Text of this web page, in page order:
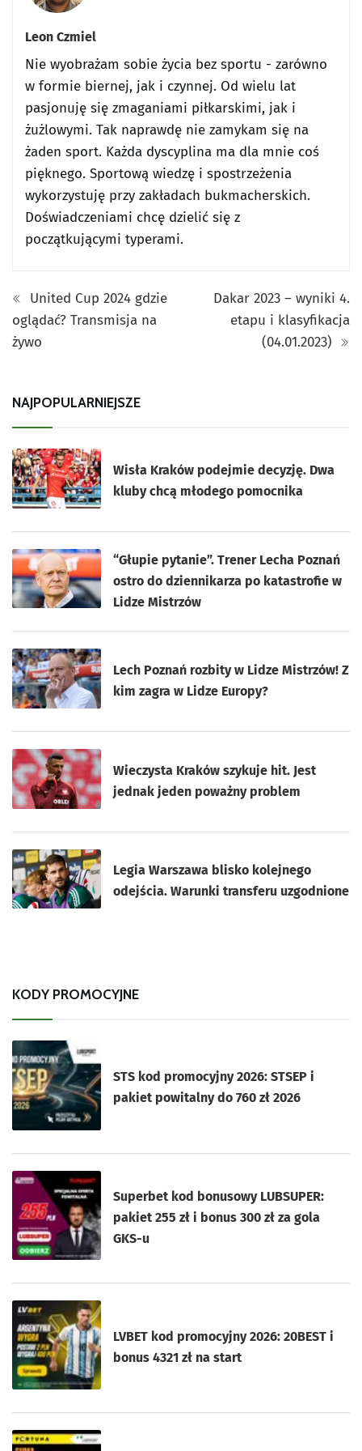
Leon Czmiel
Nie wyobrażam sobie życia bez sportu - zarówno
w formie biernej, jak i czynnej. Od wielu lat
pasjonuję się zmaganiami piłkarskimi, jak i
żużlowymi. Tak naprawdę nie zamykam się na
żaden sport. Każda dyscyplina ma dla mnie coś
pięknego. Sportową wiedzę i spostrzeżenia
wykorzystuję przy zakładach bukmacherskich.
Doświadczeniami chcę dzielić się z
początkującymi typerami.
United Cup 2024 gdzie
oglądać? Transmisja na
żywo
Dakar 2023 – wyniki 4.
etapu i klasyfikacja
(04.01.2023)
NAJPOPULARNIEJSZE
Wisła Kraków podejmie decyzję. Dwa
kluby chcą młodego pomocnika
“Głupie pytanie”. Trener Lecha Poznań
ostro do dziennikarza po katastrofie w
Lidze Mistrzów
Lech Poznań rozbity w Lidze Mistrzów! Z
kim zagra w Lidze Europy?
Wieczysta Kraków szykuje hit. Jest
jednak jeden poważny problem
Legia Warszawa blisko kolejnego
odejścia. Warunki transferu uzgodnione
KODY PROMOCYJNE
STS kod promocyjny 2026: STSEP i
pakiet powitalny do 760 zł 2026
Superbet kod bonusowy LUBSUPER:
pakiet 255 zł i bonus 300 zł za gola
GKS-u
LVBET kod promocyjny 2026: 20BEST i
bonus 4321 zł na start